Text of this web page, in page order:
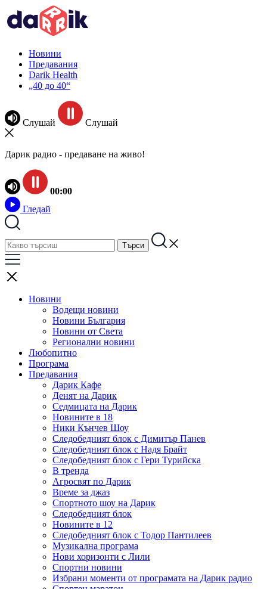
Новини
Предавания
Darik Health
„40 до 40“
Слушай Слушай
Дарик радио - предаване на живо!
00:00
Гледай
Новини
Водещи новини
Новини България
Новини от Света
Регионални новини
Любопитно
Програма
Предавания
Дарик Кафе
Денят на Дарик
Седмицата на Дарик
Новините в 18
Ники Кънчев Шоу
Следобедният блок с Димитър Панев
Следобедният блок с Надя Брайт
Следобедният блок с Гери Турийска
В тренда
Агросвят по Дарик
Време за джаз
Спортното шоу на Дарик
Следобедният блок
Новините в 12
Следобедният блок с Тодор Пантилеев
Музикална програма
Нови хоризонти с Лили
Спортни новини
Избрани моменти от програмата на Дарик радио